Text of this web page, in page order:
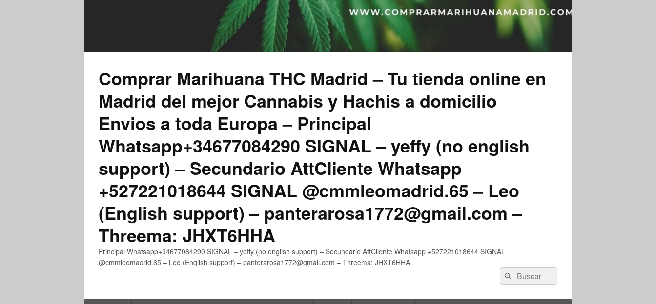
Comprar Marihuana THC Madrid – Tu tienda online en
Madrid del mejor Cannabis y Hachis a domicilio
Envios a toda Europa – Principal
Whatsapp+34677084290 SIGNAL – yeffy (no english
support) – Secundario AttCliente Whatsapp
+527221018644 SIGNAL @cmmleomadrid.65 – Leo
(English support) – panterarosa1772@gmail.com –
Threema: JHXT6HHA
Principal Whatsapp+34677084290 SIGNAL – yeffy (no english support) – Secundario AttCliente Whatsapp +527221018644 SIGNAL
@cmmleomadrid.65 – Leo (English support) – panterarosa1772@gmail.com – Threema: JHXT6HHA
Buscar
por:
Buscar